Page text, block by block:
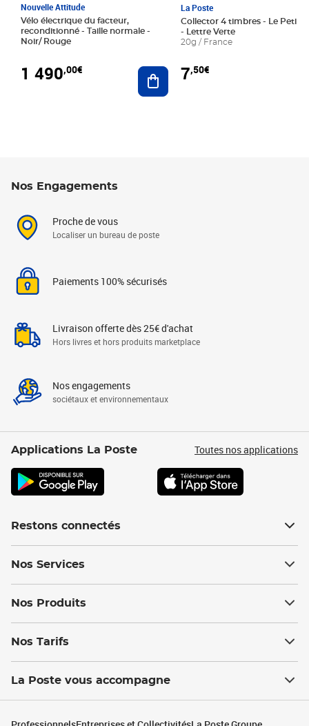
Nouvelle Attitude
Vélo électrique du facteur,
reconditionné - Taille normale -
Noir/ Rouge
1 490,00€ Ajouter au panier
La Poste
Collector 4 timbres - Le Petit
- Lettre Verte
20g / France
7,50€
Nos Engagements
Proche de vous
Localiser un bureau de poste
Paiements 100% sécurisés
Livraison offerte dès 25€ d'achat
Hors livres et hors produits marketplace
Nos engagements
sociétaux et environnementaux
Applications La Poste Toutes nos applications
Restons connectés
Nos Services
Nos Produits
Nos Tarifs
La Poste vous accompagne